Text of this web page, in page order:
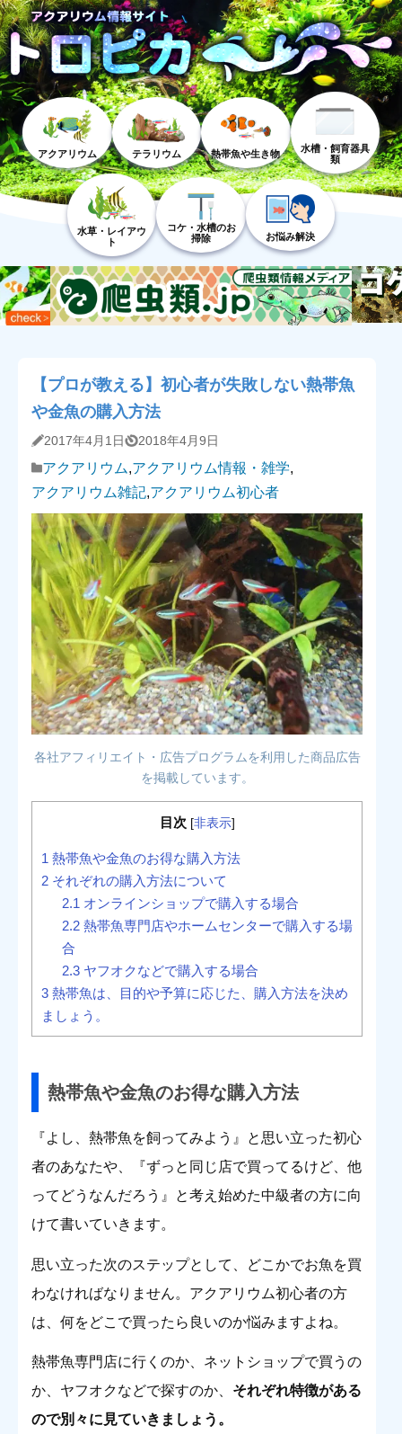
アクアリウム テラリウム 熱帯魚や生き物
水槽・飼育器具
類
水草・レイアウ
ト
コケ・水槽のお
掃除
お悩み解決
【プロが教える】初心者が失敗しない熱帯魚
や金魚の購入方法
2017年4月1日 2018年4月9日
アクアリウム,アクアリウム情報・雑学,
アクアリウム雑記,アクアリウム初心者
各社アフィリエイト・広告プログラムを利用した商品広告
を掲載しています。
目次 [非表示]
1 熱帯魚や金魚のお得な購入方法
2 それぞれの購入方法について
2.1 オンラインショップで購入する場合
2.2熱帯魚専門店やホームセンターで購入する場
合
2.3ヤフオクなどで購入する場合
3 熱帯魚は、目的や予算に応じた、購入方法を決め
ましょう。
熱帯魚や金魚のお得な購入方法
『よし、熱帯魚を飼ってみよう』と思い立った初心
者のあなたや、『ずっと同じ店で買ってるけど、他
ってどうなんだろう』と考え始めた中級者の方に向
けて書いていきます。
思い立った次のステップとして、どこかでお魚を買
わなければなりません。アクアリウム初心者の方
は、何をどこで買ったら良いのか悩みますよね。
熱帯魚専門店に行くのか、ネットショップで買うの
か、ヤフオクなどで探すのか、 それぞれ特徴がある
ので別々に見ていきましょう。